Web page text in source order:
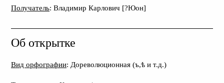
Получатель: Владимир Карлович [?Юон]
Об открытке
Вид орфографии: Дореволюционная (ъ,ѣ и т.д.)